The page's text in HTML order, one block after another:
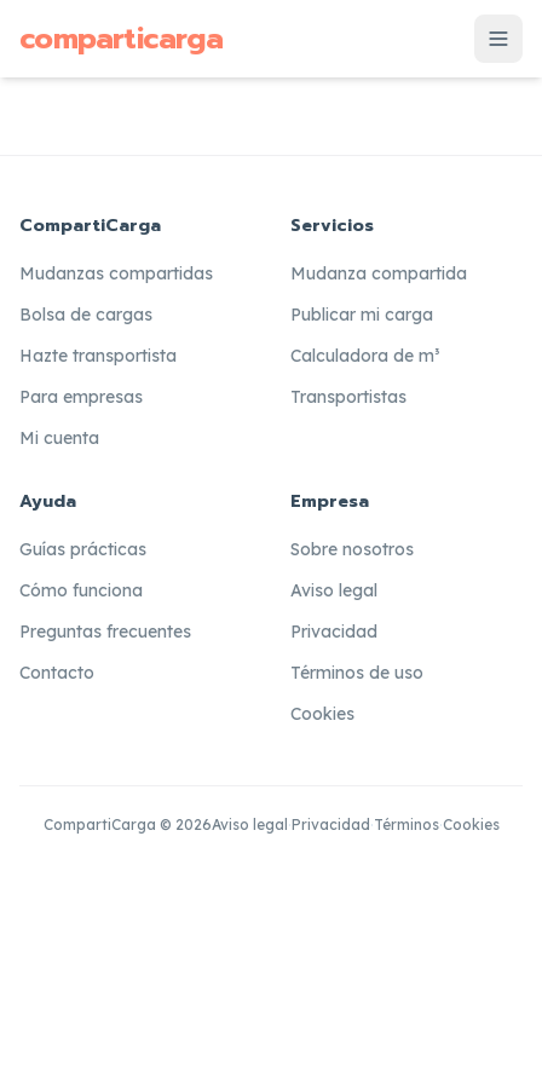
comparticarga
CompartiCarga
Mudanzas compartidas
Bolsa de cargas
Hazte transportista
Para empresas
Mi cuenta
Servicios
Mudanza compartida
Publicar mi carga
Calculadora de m³
Transportistas
Ayuda
Guías prácticas
Cómo funciona
Preguntas frecuentes
Contacto
Empresa
Sobre nosotros
Aviso legal
Privacidad
Términos de uso
Cookies
CompartiCarga © 2026Aviso legal ·Privacidad ·Términos·Cookies